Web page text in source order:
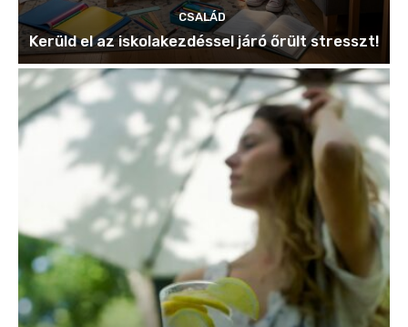
CSALÁD
Kerüld el az iskolakezdéssel járó őrült stresszt!